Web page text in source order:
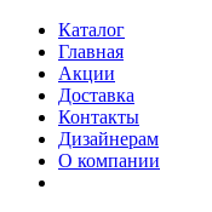
Каталог
Главная
Акции
Доставка
Контакты
Дизайнерам
О компании